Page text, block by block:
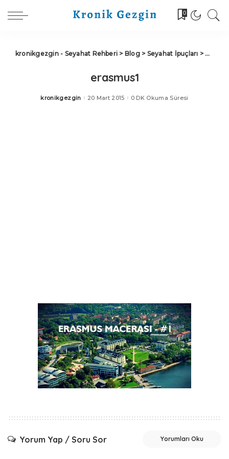
0
kronikgezgin - Seyahat Rehberi > Blog> Seyahat İpuçları >
erasmus1
Posted
kronikgezgin 20 Mart 2015 0 DK Okuma Süresi
Yorum Yap / Soru Sor Yorumları Oku